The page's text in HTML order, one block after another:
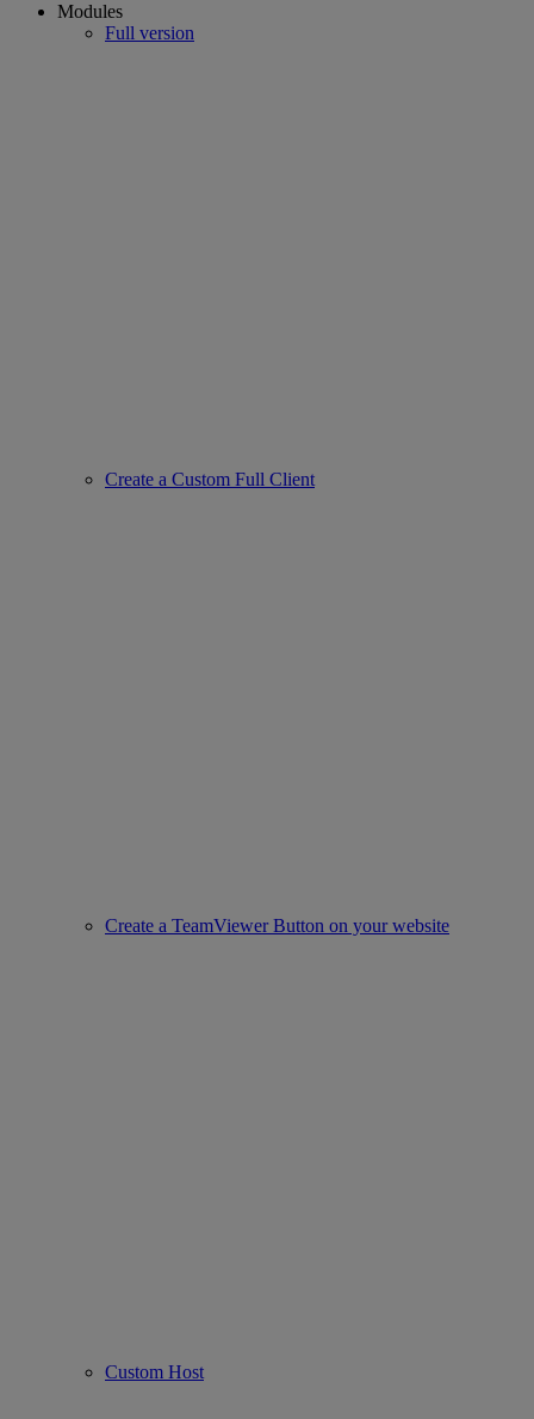
Modules
Full version
Create a Custom Full Client
Create a TeamViewer Button on your website
Custom Host